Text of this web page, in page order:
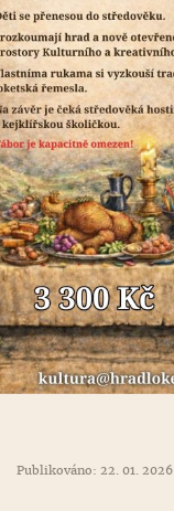
Publikováno: 22. 01. 2026